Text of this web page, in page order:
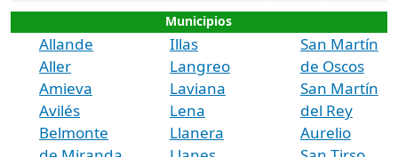
Municipios
Allande
Aller
Amieva
Avilés
Belmonte
Illas
Langreo
Laviana
Lena
Llanera
San Martín
de Oscos
San Martín
del Rey
Aurelio